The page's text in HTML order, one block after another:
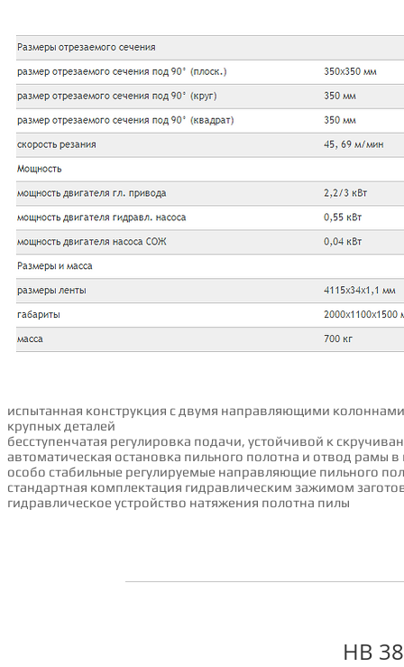
испытанная конструкция с двумя направляющими
крупных деталей
бесступенчатая регулировка подачи, устойчивой к
автоматическая остановка пильного полотна и отвод рамы
особо стабильные регулируемые направляющие пильного
стандартная комплектация гидравлическим зажимом
гидравлическое устройство натяжения полотна пилы
HB